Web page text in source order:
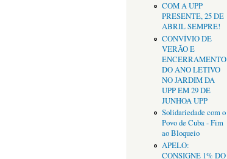
COM A UPP
PRESENTE, 25 DE
ABRIL SEMPRE!
CONVÍVIO DE
VERÃO E
ENCERRAMENTO
DO ANO LETIVO
NO JARDIM DA
UPP EM 29 DE
JUNHOA UPP
Solidariedade com o
Povo de Cuba - Fim
ao Bloqueio
APELO:
CONSIGNE 1% DO